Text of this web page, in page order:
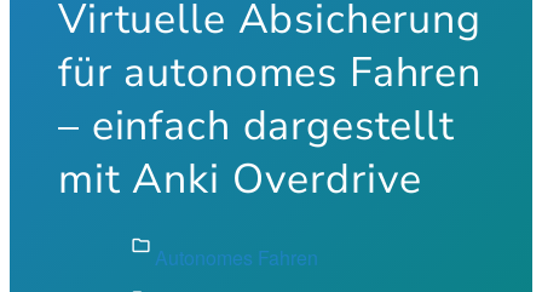
Virtuelle Absicherung
für autonomes Fahren
– einfach dargestellt
mit Anki Overdrive
folder Autonomes Fahren